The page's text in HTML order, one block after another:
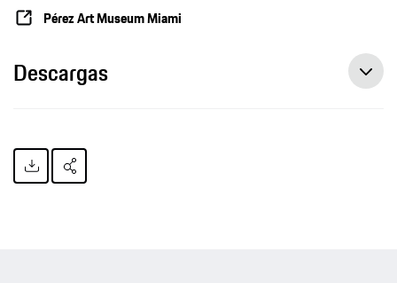
Pérez Art Museum Miami
Descargas